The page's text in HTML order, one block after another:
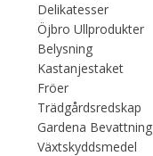
Delikatesser
Öjbro Ullprodukter
Belysning
Kastanjestaket
Fröer
Trädgårdsredskap
Gardena Bevattning
Växtskyddsmedel